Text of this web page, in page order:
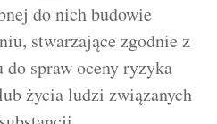
do nich budowie
stwarzające zgodnie z
do spraw oceny ryzyka
życia ludzi związanych